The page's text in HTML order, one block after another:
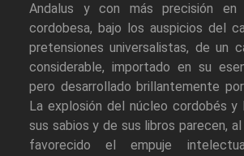
Andalus y con más precisión en
cordobesa, bajo los auspicios del
pretensiones universalistas, de un
considerable, importado en su
pero desarrollado brillantemente
La explosión del núcleo cordobés y
sus sabios y de sus libros parecen,
favorecido el empuje